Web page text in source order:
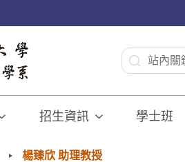
招生資訊 學士班⠀⠀
楊臻欣 助理教授